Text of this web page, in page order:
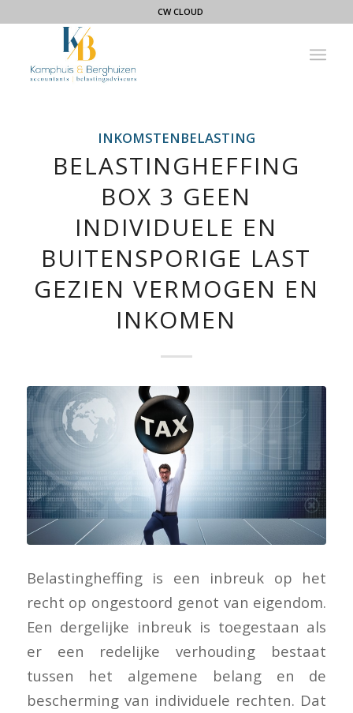
CW CLOUD
INKOMSTENBELASTING
BELASTINGHEFFING
BOX 3 GEEN
INDIVIDUELE EN
BUITENSPORIGE LAST
GEZIEN VERMOGEN EN
INKOMEN
Belastingheffing is een inbreuk op het
recht op ongestoord genot van eigendom.
Een dergelijke inbreuk is toegestaan als
er een redelijke verhouding bestaat
tussen het algemene belang en de
bescherming van individuele rechten. Dat